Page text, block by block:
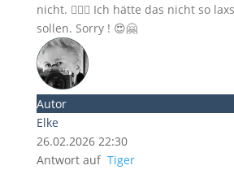
nicht. 🤦🏻‍♀️ Ich hätte das nicht so
sollen. Sorry ! 😍🤗
Autor
Elke
26.02.2026 22:30
Antwort auf Tiger